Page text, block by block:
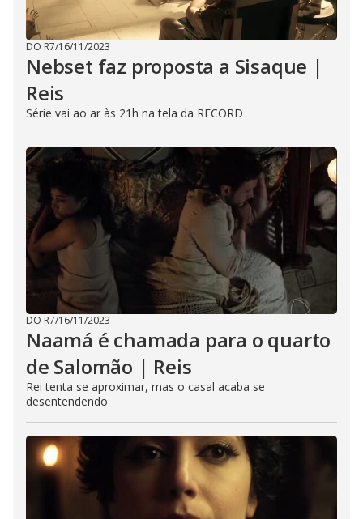
DO R7/16/11/2023
Nebset faz proposta a Sisaque |
Reis
Série vai ao ar às 21h na tela da RECORD
DO R7/16/11/2023
Naamá é chamada para o quarto
de Salomão | Reis
Rei tenta se aproximar, mas o casal acaba se
desentendendo